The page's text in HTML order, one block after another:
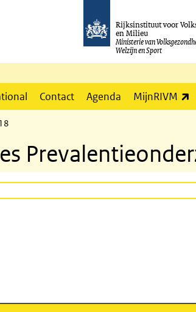
Rijksinstituut voor
en Milieu
Ministerie van
Welzijn en Sport
Contact Agenda MijnRIVM